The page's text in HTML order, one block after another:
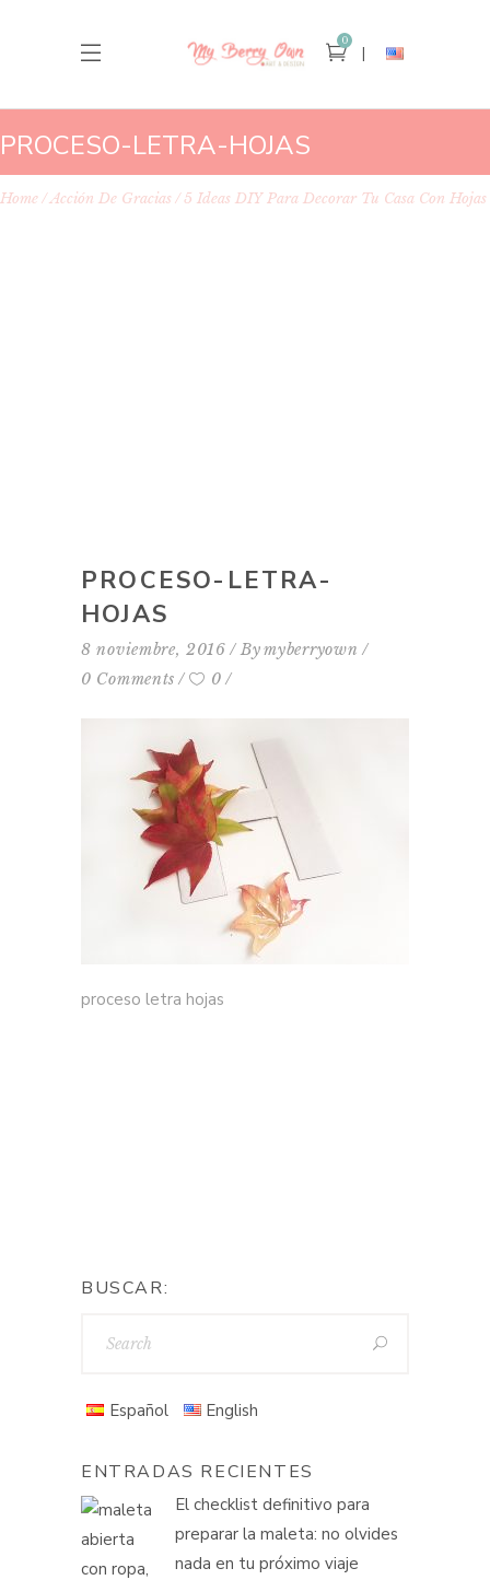
0
PROCESO-LETRA-HOJAS
Home Acción De Gracias 5 Ideas DIY Para Decorar Tu Casa Con
PROCESO-LETRA-
HOJAS
8 noviembre, 2016 Bymyberryown
0 Comments
0
proceso letra hojas
BUSCAR:
Español English
ENTRADAS RECIENTES
El checklist definitivo para
preparar la maleta: no olvides
nada en tu próximo viaje